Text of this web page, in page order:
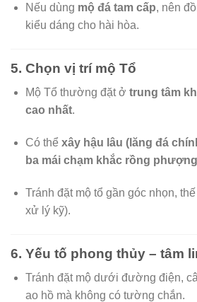
Nếu dùng mộ đá tam cấp, nên
kiểu dáng cho hài hòa.
5. Chọn vị trí mộ Tổ
Mộ Tổ thường đặt ở trung tâm
cao nhất.
Có thể xây hậu lâu (lăng đá
ba mái chạm khắc rồng phượng
Tránh đặt mộ tổ gần góc nhọn,
xử lý kỹ).
6. Yếu tố phong thủy – tâm
Tránh đặt mộ dưới đường điện,
ao hồ mà không có tường chắn.